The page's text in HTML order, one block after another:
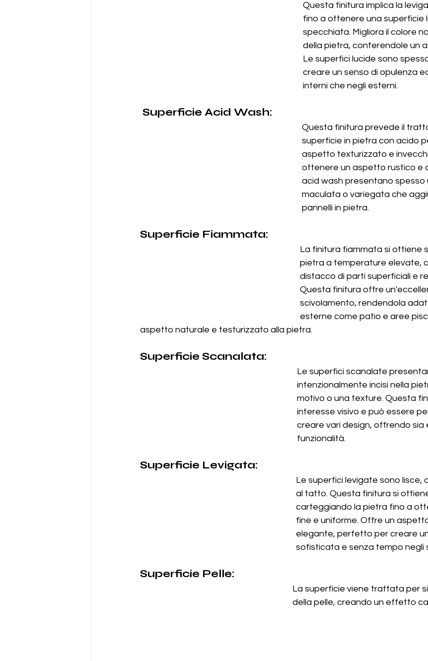
Questa finitura implica la
fino a ottenere una superficie
specchiata. Migliora il colore
della pietra, conferendole un
Le superfici lucide sono
creare un senso di opulenza
interni che negli esterni.
Superficie Acid Wash:
Questa finitura prevede il
superficie in pietra con acido
aspetto texturizzato e
ottenere un aspetto rustico e
acid wash presentano spesso
maculata o variegata che
pannelli in pietra.
Superficie Fiammata:
La finitura fiammata si ottiene
pietra a temperature elevate,
distacco di parti superficiali e
Questa finitura offre
scivolamento, rendendola
esterne come patio e aree
aspetto naturale e testurizzato alla pietra.
Superficie Scanalata:
Le superfici scanalate
intenzionalmente incisi nella
motivo o una texture. Questa
interesse visivo e può essere
creare vari design, offrendo sia
funzionalità.
Superficie Levigata:
Le superfici levigate sono lisce,
al tatto. Questa finitura si
carteggiando la pietra fino a
fine e uniforme. Offre un
elegante, perfetto per creare
sofisticata e senza tempo negli
Superficie Pelle:
La superficie viene trattata per
della pelle, creando un effetto